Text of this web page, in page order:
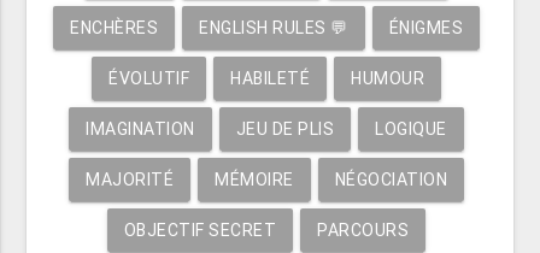
ENCHÈRES ENGLISH RULES 💬 ÉNIGMES
ÉVOLUTIF HABILETÉ HUMOUR
IMAGINATION JEU DE PLIS LOGIQUE
MAJORITÉ MÉMOIRE NÉGOCIATION
OBJECTIF SECRET PARCOURS